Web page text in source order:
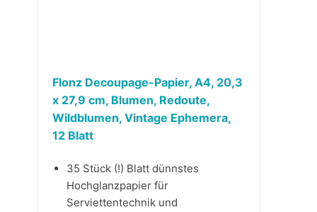
Flonz Decoupage-Papier, A4, 20,3
x 27,9 cm, Blumen, Redoute,
Wildblumen, Vintage Ephemera,
12 Blatt
35 Stück (!) Blatt dünnstes
Hochglanzpapier für
Serviettentechnik und